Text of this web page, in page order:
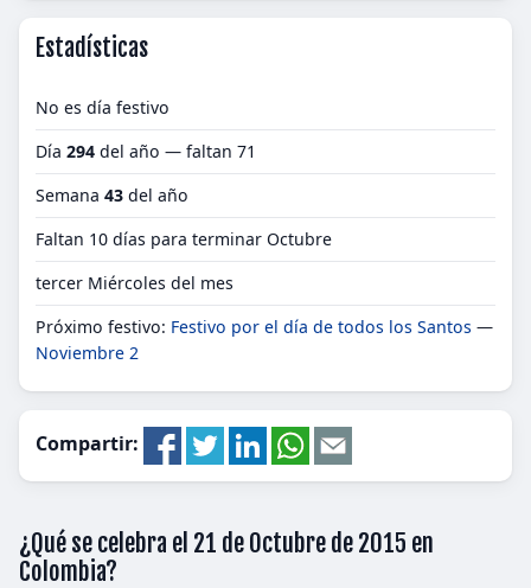
Estadísticas
No es día festivo
Día 294 del año — faltan 71
Semana 43 del año
Faltan 10 días para terminar Octubre
tercer Miércoles del mes
Próximo festivo: Festivo por el día de todos los Santos —
Noviembre 2
Compartir:
¿Qué se celebra el 21 de Octubre de 2015 en
Colombia?